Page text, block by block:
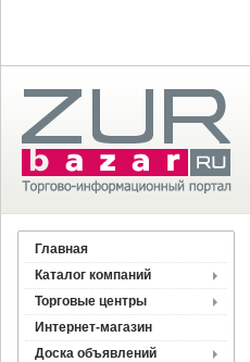
Главная
Каталог компаний
Торговые центры
Интернет-магазин
Доска объявлений